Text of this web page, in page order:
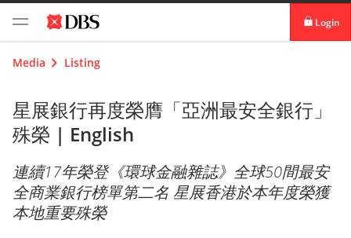
Login
Media Listing
星展銀行再度榮膺「亞洲最安全銀行」
殊榮 | English
連續17年榮登《環球金融雜誌》全球50間最安
全商業銀行榜單第二名 星展香港於本年度榮獲
本地重要殊榮